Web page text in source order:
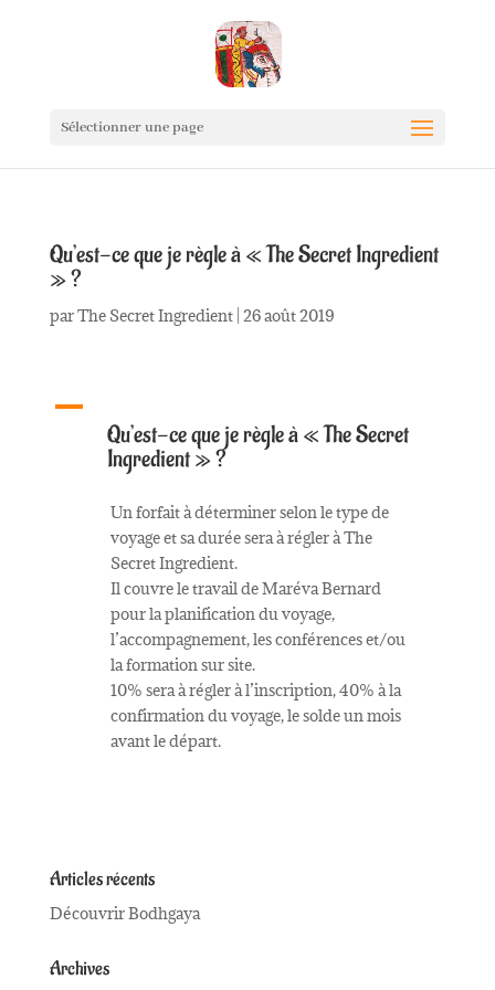
Sélectionner une page
Qu’est-ce que je règle à « The Secret Ingredient
» ?
parThe Secret Ingredient| 26 août 2019
A
Qu’est-ce que je règle à « The Secret
Ingredient » ?
Un forfait à déterminer selon le type de
voyage et sa durée sera à régler à The
Secret Ingredient.
Il couvre le travail de Maréva Bernard
pour la planification du voyage,
l’accompagnement, les conférences et/ou
la formation sur site.
10% sera à régler à l’inscription, 40% à la
confirmation du voyage, le solde un mois
avant le départ.
Articles récents
Découvrir Bodhgaya
Archives